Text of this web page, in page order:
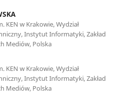
w Krakowie, Wydział
Instytut Informatyki, Zakład
Mediów, Polska
w Krakowie, Wydział
Instytut Informatyki, Zakład
Mediów, Polska